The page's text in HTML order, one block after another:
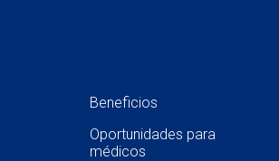
Beneficios
Oportunidades para
médicos